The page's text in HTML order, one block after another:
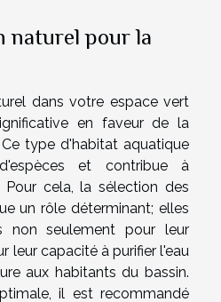
naturel pour la
dans votre espace vert
en faveur de la
type d'habitat aquatique
et contribue à
Pour cela, la sélection des
un rôle déterminant; elles
non seulement pour leur
leur capacité à purifier l'eau
aux habitants du bassin.
il est recommandé